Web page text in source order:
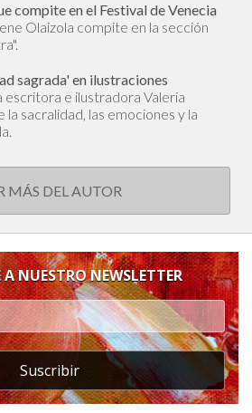
compite en el Festival de Venecia
Olaizola compite en la sección
sagrada' en ilustraciones
escritora e ilustradora Valeria
sacralidad, las emociones y la
MÁS DEL AUTOR
A NUESTRO NEWSLETTER
Suscribir